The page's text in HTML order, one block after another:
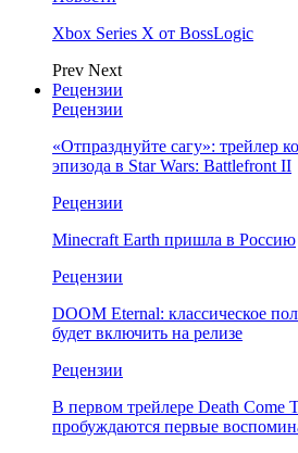
Xbox Series X от BossLogic
Prev Next
Рецензии
Рецензии
«Отпразднуйте сагу»: трейлер
эпизода в Star Wars: Battlefront II
Рецензии
Minecraft Earth пришла в Россию
Рецензии
DOOM Eternal: классическое
будет включить на релизе
Рецензии
В первом трейлере Death Come
пробуждаются первые